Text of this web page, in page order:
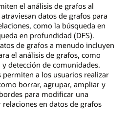
el análisis de grafos al
datos de grafos para
como la búsqueda en
en profundidad (DFS).
de grafos a menudo incluyen
el análisis de grafos, como
detección de comunidades.
permiten a los usuarios realizar
borrar, agrupar, ampliar y
para modificar una
en datos de grafos